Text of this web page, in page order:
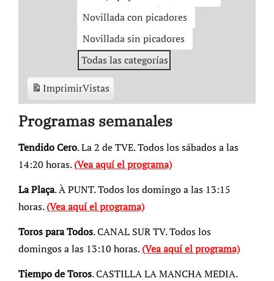
Novillada con picadores
Novillada sin picadores
Todas las categorías
ImprimirVistas
Programas semanales
Tendido Cero. La 2 de TVE. Todos los sábados a las
14:20 horas.(Vea aquí el programa)
La Plaça. À PUNT. Todos los domingo a las 13:15
horas.(Vea aquí el programa)
Toros para Todos. CANAL SUR TV. Todos los
domingos a las 13:10 horas.(Vea aquí el programa)
Tiempo de Toros. CASTILLA LA MANCHA MEDIA.